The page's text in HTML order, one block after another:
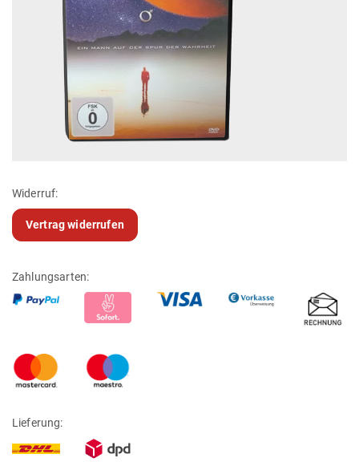
Widerruf:
Vertrag widerrufen
Zahlungsarten:
Lieferung: